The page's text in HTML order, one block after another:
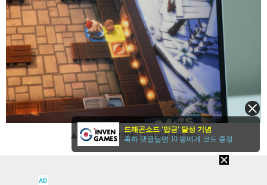
▲ 가까운 화면 촬영에도 전혀 굴욕 없는 모습
AD
드래곤소드 '압긍' 달성 기념
축하 댓글달면 10 명에게 코드 증정